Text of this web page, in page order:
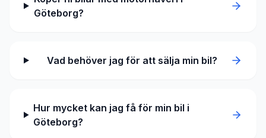
Göteborg?
Vad behöver jag för att sälja min bil?
Hur mycket kan jag få för min bil i
Göteborg?